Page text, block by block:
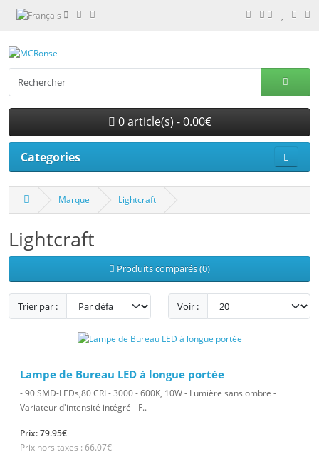
0 article(s) - 0.00€
Categories
Marque Lightcraft
Lightcraft
Produits comparés (0)
Trier par : Voir :
Lampe de Bureau LED à longue portée
- 90 SMD-LEDs,80 CRI - 3000 - 600K, 10W - Lumière sans ombre -
Variateur d'intensité intégré - F..
Prix: 79.95€
Prix hors taxes : 66.07€